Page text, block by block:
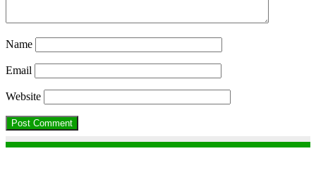
Name
Email
Website